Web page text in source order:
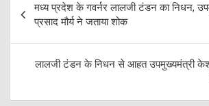
navigation
मध्य प्रदेश के गवर्नर लालजी टंडन का निधन,
प्रसाद मौर्य ने जताया शोक
लालजी टंडन के निधन से आहत उपमुख्यमंत्री केशव